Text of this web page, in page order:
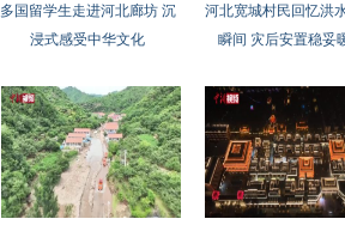
多国留学生走进河北廊坊 沉
浸式感受中华文化
河北宽城村民回忆洪
瞬间 灾后安置稳妥